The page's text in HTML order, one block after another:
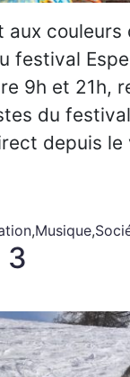
aux couleurs
festival
9h et 21h,
du
depuis
,Musique,
3